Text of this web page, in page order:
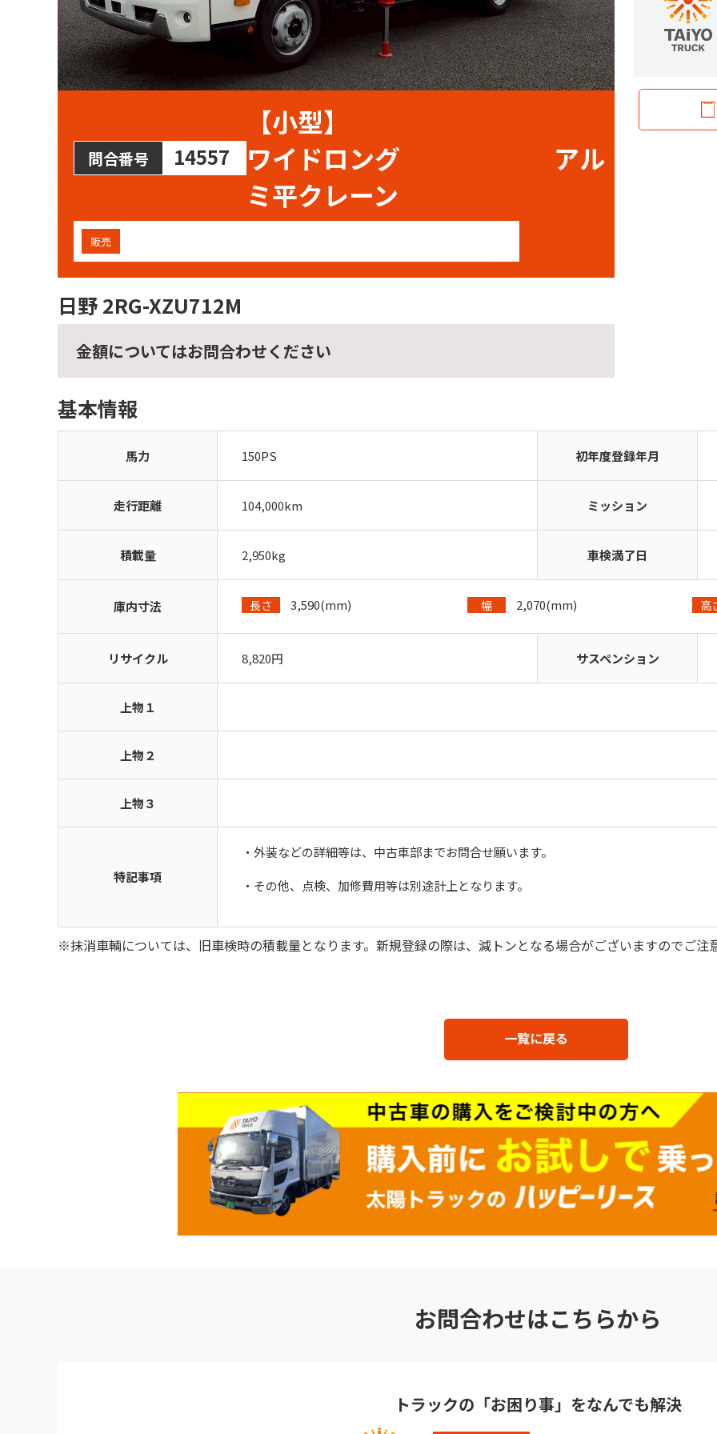
問合番号 14557
【小型】
ワイドロング アル
ミ平クレーン
販売
日野 2RG-XZU712M
金額についてはお問合わせください
基本情報
馬力 150PS 初年度登録年月
走行距離 104,000km ミッション
積載量 2,950kg 車検満了日
庫内寸法 長さ 3,590(mm) 幅 2,070(mm) 高
リサイクル 8,820円 サスペンション
上物１
上物２
上物３
特記事項
・外装などの詳細等は、中古車部までお問合せ願います。
・その他、点検、加修費用等は別途計上となります。
※抹消車輌については、旧車検時の積載量となります。新規登録の際は、減トンとなる場合がございますのでご注
一覧に戻る
お問合わせはこちらから
トラックの「お困り事」をなんでも解決